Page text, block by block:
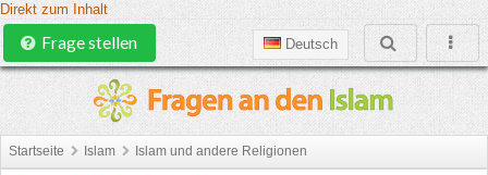
Direkt zum Inhalt
Deutsch
Frage stellen
Startseite Islam Islam und andere Religionen